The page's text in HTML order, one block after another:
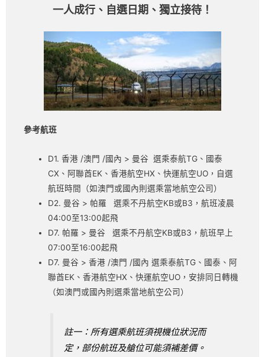
一人成行、自選日期、獨立接待！
參考航班
D1. 香港 /澳門 /國內 > 曼谷 選乘泰航TG、國泰
CX、阿聯酋EK、香港航空HX、快運航空UO，自選
航班時間（如澳門或國內則選乘當地航空公司）
D2. 曼谷 > 帕羅 選乘不丹航空KB或B3，航班凌晨
04:00至13:00起飛
D7. 帕羅 > 曼谷 選乘不丹航空KB或B3，航班早上
07:00至16:00起飛
D7. 曼谷 > 香港 /澳門 /國內 選乘泰航TG、國泰、阿
聯酋EK、香港航空HX、快運航空UO，安排同日轉機
（如澳門或國內則選乘當地航空公司）
註一：所有選乘航班須視機位狀況而
定，部份航班及艙位可能須補差價。